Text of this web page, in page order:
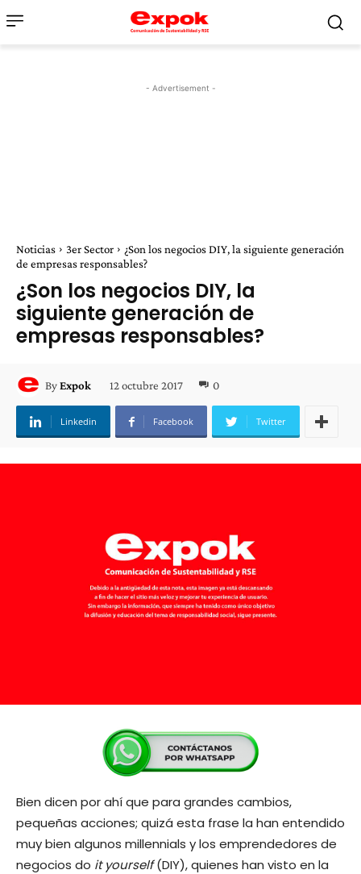
- Advertisement -
Noticias 3er Sector
¿Son los negocios DIY, la siguiente generación
de empresas responsables?
¿Son los negocios DIY, la
siguiente generación de
empresas responsables?
ByExpok 12 octubre 2017 0
Linkedin Facebook Twitter
Bien dicen por ahí que para grandes cambios,
pequeñas acciones; quizá esta frase la han entendido
muy bien algunos millennials y los emprendedores de
negocios do it yourself(DIY), quienes han visto en la